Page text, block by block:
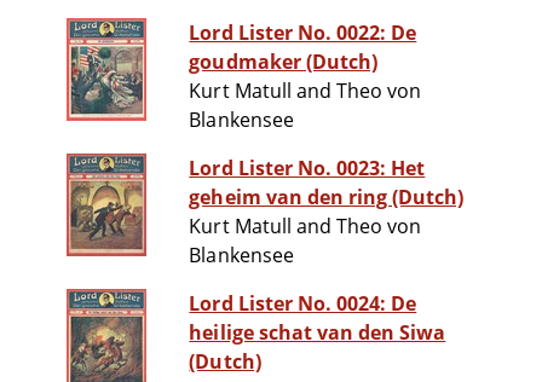
Lord Lister No. 0022: De
goudmaker (Dutch)
Kurt Matull and Theo von
Blankensee
Lord Lister No. 0023: Het
geheim van den ring (Dutch)
Kurt Matull and Theo von
Blankensee
Lord Lister No. 0024: De
heilige schat van den Siwa
(Dutch)